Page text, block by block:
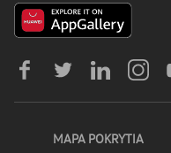
MAPA POKRYTIA